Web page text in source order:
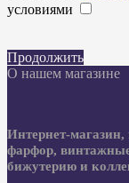
условиями
Продолжить
О нашем магазине
Интернет-магазин,
фарфор,
бижутерию и